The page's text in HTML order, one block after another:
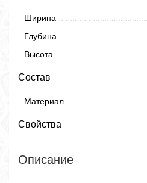
Ширина
Глубина
Высота
Состав
Материал
Свойства
Описание